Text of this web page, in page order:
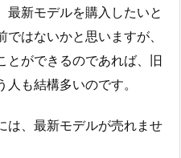
最新モデルを購入したいと
はないかと思いますが、
とができるのであれば、旧
も結構多いのです。
は、最新モデルが売れませ